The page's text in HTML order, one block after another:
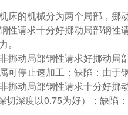
的机械分为两个局部，挪
性请求十分好挪动局部钢性
。
动局部钢性请求好挪动局
可停止速加工；缺陷：由于
动局部钢性请求十分好挪
切深度以0.75为好）；缺陷